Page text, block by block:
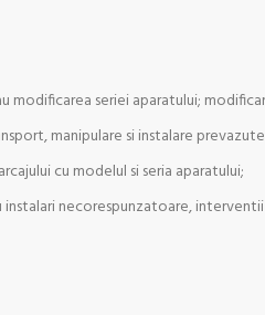
modificarea seriei aparatului;
manipulare si instalare
cu modelul si seria aparatului;
instalari necorespunzatoare,